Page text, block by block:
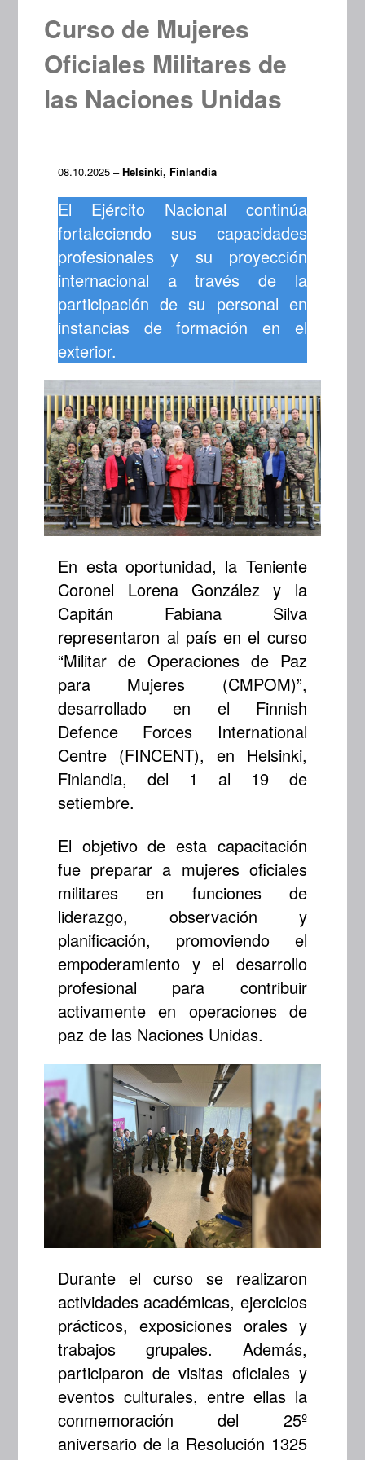
Curso de Mujeres
Oficiales Militares de
las Naciones Unidas
08.10.2025 –Helsinki, Finlandia
El Ejército Nacional continúa
fortaleciendo sus capacidades
profesionales y su proyección
internacional a través de la
participación de su personal en
instancias de formación en el
exterior.
En esta oportunidad, la Teniente
Coronel Lorena González y la
Capitán Fabiana Silva
representaron al país en el curso
“Militar de Operaciones de Paz
para Mujeres (CMPOM)”,
desarrollado en el Finnish
Defence Forces International
Centre (FINCENT), en Helsinki,
Finlandia, del 1 al 19 de
setiembre.
El objetivo de esta capacitación
fue preparar a mujeres oficiales
militares en funciones de
liderazgo, observación y
planificación, promoviendo el
empoderamiento y el desarrollo
profesional para contribuir
activamente en operaciones de
paz de las Naciones Unidas.
Durante el curso se realizaron
actividades académicas, ejercicios
prácticos, exposiciones orales y
trabajos grupales. Además,
participaron de visitas oficiales y
eventos culturales, entre ellas la
conmemoración del 25º
aniversario de la Resolución 1325